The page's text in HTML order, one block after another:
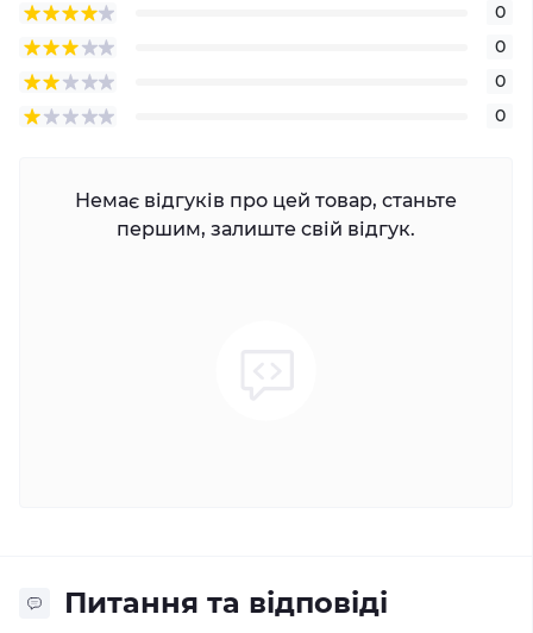
0
0
0
0
Немає відгуків про цей товар, станьте
першим, залиште свій відгук.
Питання та відповіді